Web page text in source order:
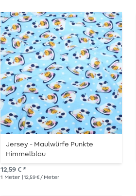
Jersey - Maulwürfe Punkte
Himmelblau
12,59 € *
1 Meter | 12,59 € / Meter